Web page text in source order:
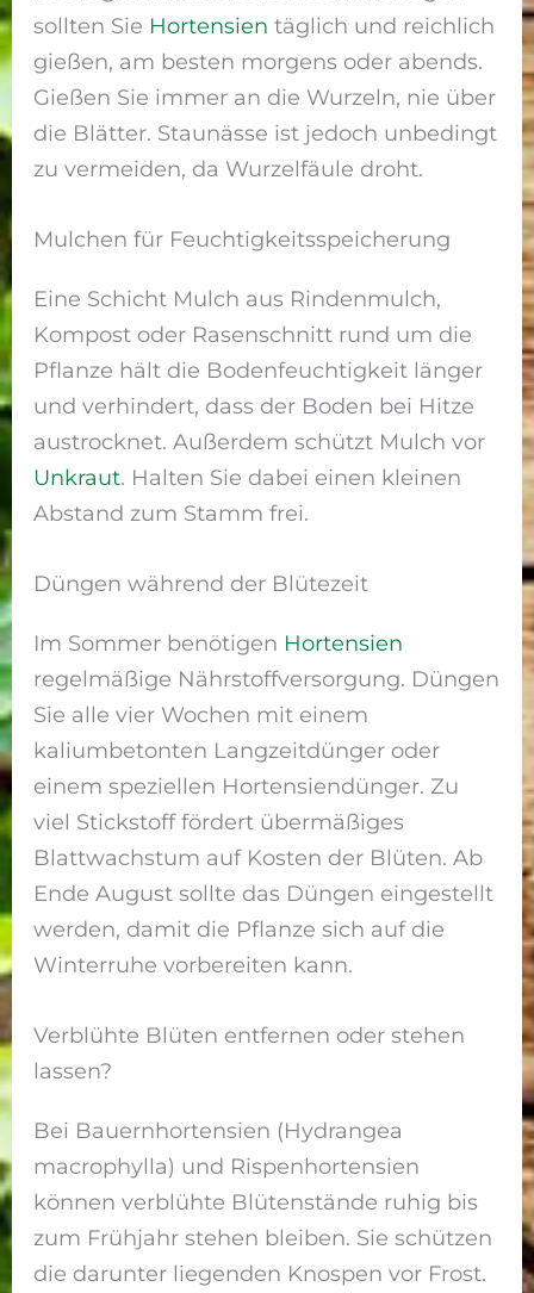
sollten Sie Hortensien täglich und reichlich
gießen, am besten morgens oder abends.
Gießen Sie immer an die Wurzeln, nie über
die Blätter. Staunässe ist jedoch unbedingt
zu vermeiden, da Wurzelfäule droht.
Mulchen für Feuchtigkeitsspeicherung
Eine Schicht Mulch aus Rindenmulch,
Kompost oder Rasenschnitt rund um die
Pflanze hält die Bodenfeuchtigkeit länger
und verhindert, dass der Boden bei Hitze
austrocknet. Außerdem schützt Mulch vor
Unkraut. Halten Sie dabei einen kleinen
Abstand zum Stamm frei.
Düngen während der Blütezeit
Im Sommer benötigen Hortensien
regelmäßige Nährstoffversorgung. Düngen
Sie alle vier Wochen mit einem
kaliumbetonten Langzeitdünger oder
einem speziellen Hortensiendünger. Zu
viel Stickstoff fördert übermäßiges
Blattwachstum auf Kosten der Blüten. Ab
Ende August sollte das Düngen eingestellt
werden, damit die Pflanze sich auf die
Winterruhe vorbereiten kann.
Verblühte Blüten entfernen oder stehen
lassen?
Bei Bauernhortensien (Hydrangea
macrophylla) und Rispenhortensien
können verblühte Blütenstände ruhig bis
zum Frühjahr stehen bleiben. Sie schützen
die darunter liegenden Knospen vor Frost.